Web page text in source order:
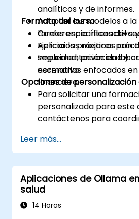
analíticos y de informes.
Adaptar los modelos a
tareas específicas del
Aplicar las mejores
seguridad, privacidad y
normativo.
Formato del curso
Conferencia interactiva
Ejercicios prácticos con
Implementación en
escenarios enfocados
financiero.
Opciones de
Para solicitar una
personalizada para este
contáctenos para
Leer más...
Aplicaciones de Ollama
salud
14 Horas